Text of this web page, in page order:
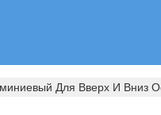
Для Вверх И Вниз